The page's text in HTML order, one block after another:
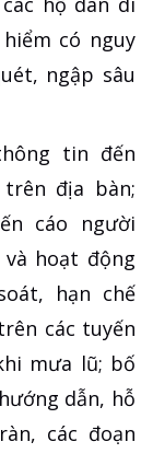
có nguy
ngập sâu
tin đến
địa bàn;
cáo người
hoạt động
hạn chế
các tuyến
mưa lũ; bố
dẫn, hỗ
các đoạn